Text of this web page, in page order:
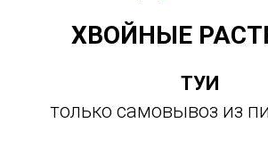
ХВОЙНЫЕ
ТУИ
только самовывоз из